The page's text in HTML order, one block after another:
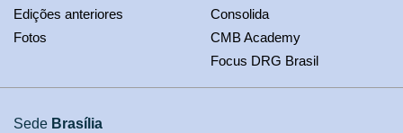
Edições anteriores
Fotos
Consolida
CMB Academy
Focus DRG Brasil
Sede Brasília